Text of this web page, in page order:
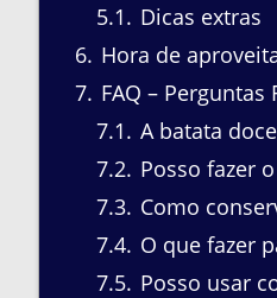
5.1
Dicas extras
6 Hora de
7 FAQ –
7.1
A batata
7.2 Posso fazer
7.3 Como
7.4 O que fazer
7.5 Posso usar